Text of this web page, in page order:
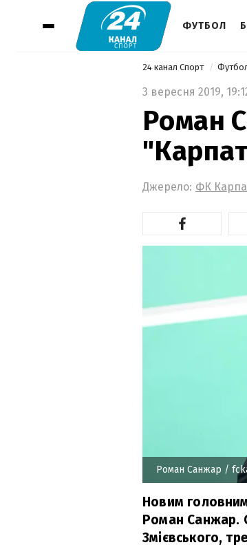
ФУТБОЛ
24 канал Спорт
3 вересня 2019,
Роман
Джерело: ФК
Роман Санжар /
Новим
Роман Санжар.
Змієвського,